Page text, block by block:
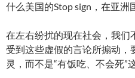
什么美国的Stop sign，在亚洲
在左右纷扰的现在社会，我们
受到这些虚假的言论所搧动
灵，而不是“有饭吃、不会死”